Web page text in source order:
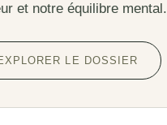
et notre équilibre mental.
LE DOSSIER